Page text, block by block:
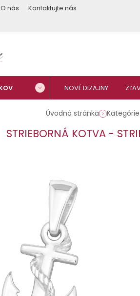
O nás
Kontaktujte nás
Úvodná stránka
STRIEBORNÁ KOTVA -